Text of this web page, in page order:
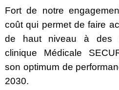
Fort de notre
coût qui permet de faire
de haut niveau à des
clinique Médicale
son optimum de
2030.